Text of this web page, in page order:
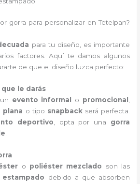
gorra para personalizar en Tetelpan?
para tu diseño, es importante
factores. Aquí te damos algunos
de que el diseño luzca perfecto:
le darás
evento informal o promocional ,
plana o tipo snapbackserá perfecta.
deportivo, opta por una gorra
.
o poliéster mezclado son las
estampado debido a que absorben